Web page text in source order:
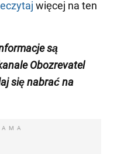
więcej na ten
są
Obozrevatel
się nabrać na